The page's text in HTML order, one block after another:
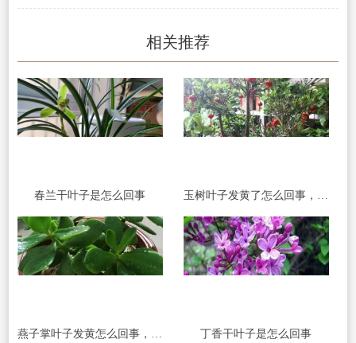
相关推荐
春兰干叶子是怎么回事 玉树叶子发黄了怎么回事，有什么解决方法
燕子掌叶子发黄怎么回事，怎么办 丁香干叶子是怎么回事